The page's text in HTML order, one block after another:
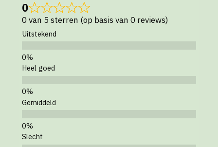
0
0 van 5 sterren (op basis van 0 reviews)
Uitstekend
Heel goed
Gemiddeld
Slecht